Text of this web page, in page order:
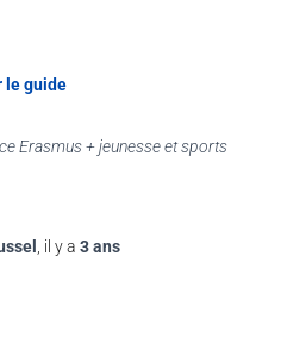
le guide
Erasmus + jeunesse et sports
, il y a 3 ans